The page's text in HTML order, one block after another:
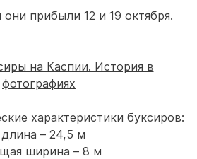
прибыли 12 и 19 октября.
характеристики буксиров:
– 24,5 м
ширина – 8 м